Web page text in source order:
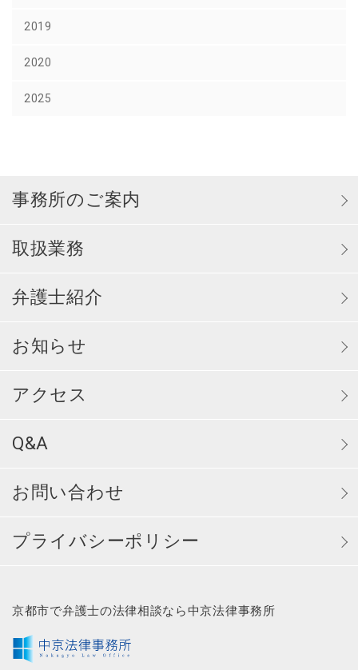
2019
2020
2025
事務所のご案内
取扱業務
弁護士紹介
お知らせ
アクセス
Q&A
お問い合わせ
プライバシーポリシー
京都市で弁護士の法律相談なら中京法律事務所